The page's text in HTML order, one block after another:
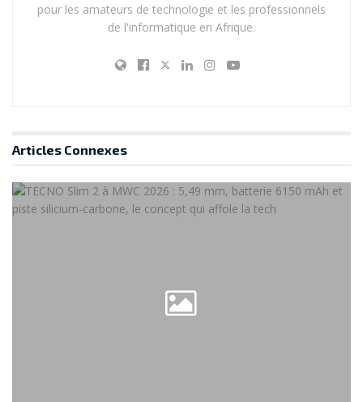
pour les amateurs de technologie et les professionnels
de l'informatique en Afrique.
Articles Connexes